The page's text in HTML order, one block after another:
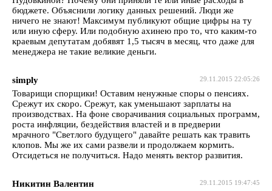
бюджете. Объяснили логику данных решений. Люди же
ничего не знают! Максимум публикуют общие цифры на ту
или иную сферу. Или подобную ахинею про то, что каким-то
краевым депутатам добявят 1,5 тысяч в месяц, что даже для
менеджера не такие великие деньги.
29.11.2015 22:05:26
simply
Товарищи спорщики! Оставим ненужные споры о пенсиях.
Срежут их скоро. Срежут, как уменьшают зарплаты на
производствах. На фоне сворачивания социальных программ,
роста инфляции, бездействия властей и в предверии
мрачного "Светлого будущего" давайте решать как травить
клопов. Мы же их сами развели и продолжаем кормить.
Отсидеться не получиться. Надо менять вектор развития.
29.11.2015 19:47:45
Никитин Валентин